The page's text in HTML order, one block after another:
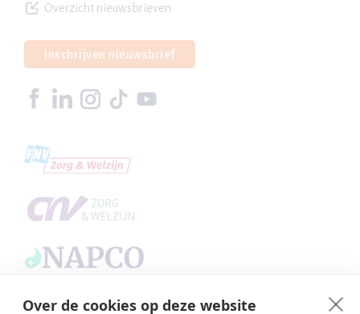
Over de cookies op deze website
Overzicht nieuwsbrieven
Inschrijven nieuwsbrief